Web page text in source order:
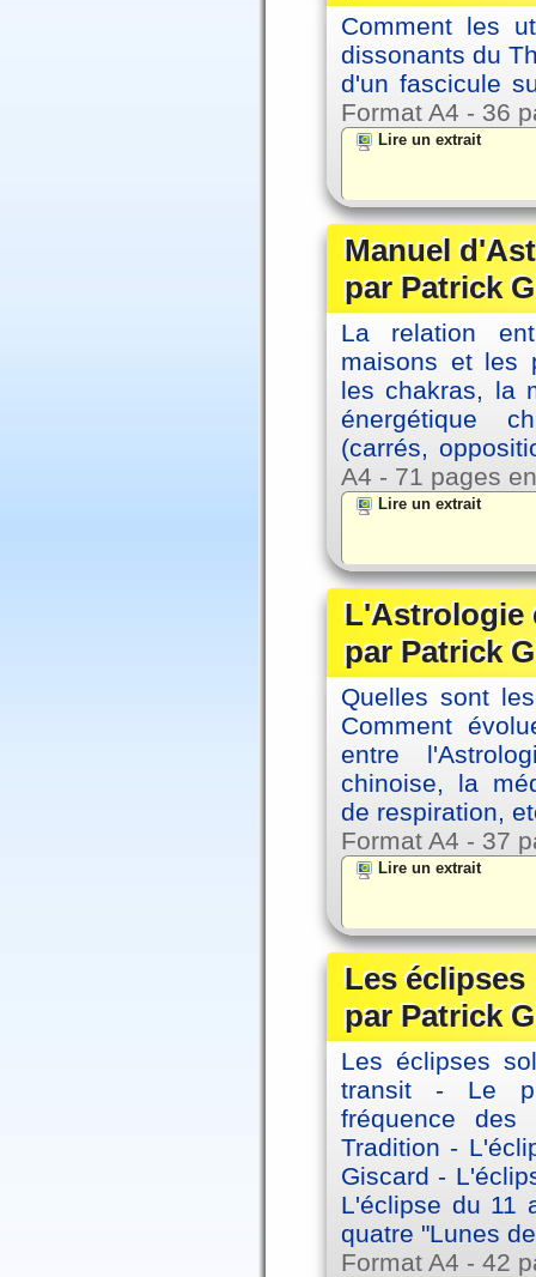
Comment les
dissonants du
d'un fascicule
Format A4 - 36
Lire un extrait
Manuel
par Patrick
La relation
maisons et les
les chakras, la
énergétique
(carrés,
A4 - 71 pages
Lire un extrait
L'Astrologie
par Patrick
Quelles sont
Comment
entre
chinoise, la
de respiration,
Format A4 - 37
Lire un extrait
Les éclipses
par Patrick
Les éclipses
transit - Le
fréquence
Tradition -
Giscard -
L'éclipse du 11
quatre "Lunes
Format A4 - 42